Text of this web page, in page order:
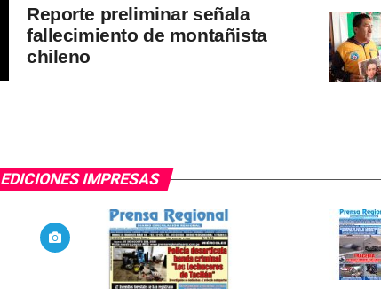
Reporte preliminar señala
fallecimiento de montañista
chileno
EDICIONES IMPRESAS